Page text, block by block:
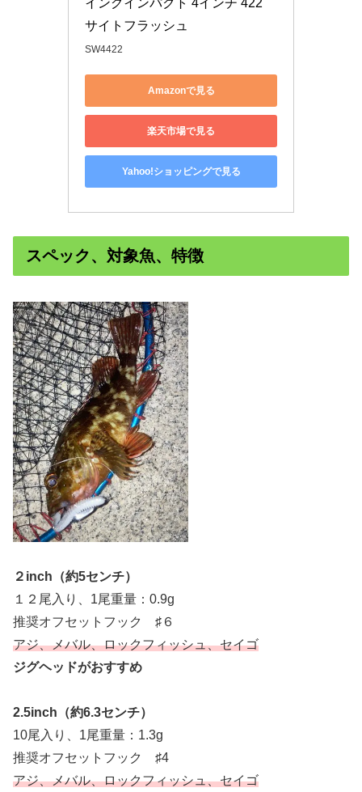
イングインパクト 4インチ 422
サイトフラッシュ
SW4422
Amazonで見る
楽天市場で見る
Yahoo!ショッピングで見る
スペック、対象魚、特徴
２inch（約5センチ）
１２尾入り、1尾重量：0.9g
推奨オフセットフック ♯６
アジ、メバル、ロックフィッシュ、セイゴ
ジグヘッドがおすすめ
2.5inch（約6.3センチ）
10尾入り、1尾重量：1.3g
推奨オフセットフック ♯4
アジ、メバル、ロックフィッシュ、セイゴ